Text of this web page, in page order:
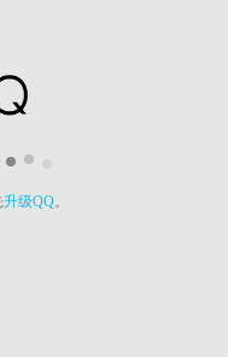
升级QQ。